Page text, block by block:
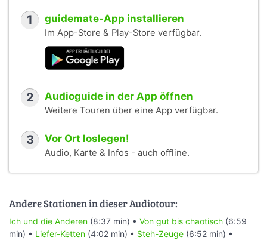
1 guidemate-App installieren
Im App-Store & Play-Store verfügbar.
2 Audioguide in der App öffnen
Weitere Touren über eine App verfügbar.
3 Vor Ort loslegen!
Audio, Karte & Infos - auch offline.
Andere Stationen in dieser Audiotour:
Ich und die Anderen (8:37 min) • Von gut bis chaotisch (6:59
min) • Liefer-Ketten (4:02 min) • Steh-Zeuge (6:52 min) •